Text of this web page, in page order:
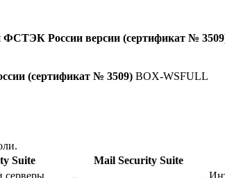
ФСТЭК России версии (сертификат №
(сертификат № 3509) BOX-WSFULL
Suite Mail Security Suite
серверы